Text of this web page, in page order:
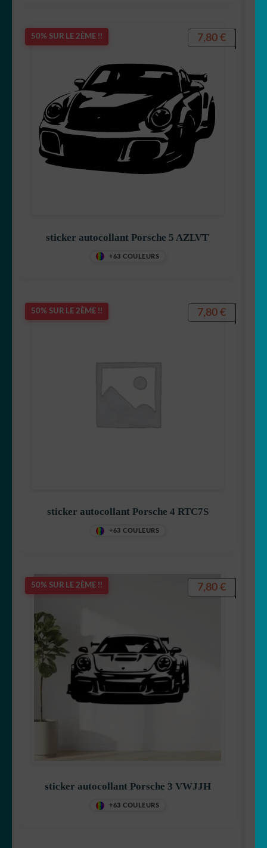
50% SUR LE 2ÈME !!
sticker autocollant Porsche 5 AZLVT
+63 COULEURS
7,80 €
50% SUR LE 2ÈME !!
sticker autocollant Porsche 4 RTC7S
+63 COULEURS
7,80 €
50% SUR LE 2ÈME !!
sticker autocollant Porsche 3 VWJJH
+63 COULEURS
7,80 €